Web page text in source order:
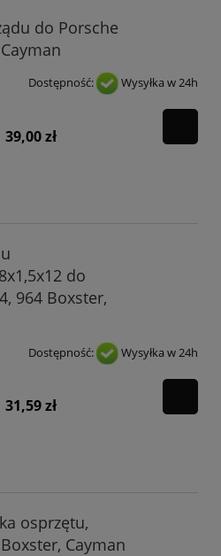
do Porsche
Dostępność: Wysyłka w 24h
39,00 zł
do
964 Boxster,
Dostępność: Wysyłka w 24h
31,59 zł
osprzętu,
Cayman